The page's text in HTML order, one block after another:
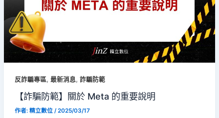
反詐騙專區, 最新消息, 詐騙防範
【詐騙防範】關於 Meta 的重要說明
作者: 精立數位 /2025/03/17